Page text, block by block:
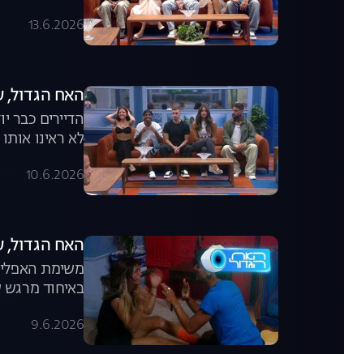
13.6.2026
האח הגדול, עונה 8, פרק 56:
הדיירים כבר
לא ראינו
10.6.2026
האח הגדול, עונה 8, פרק 55: רפאלה
באיחוד מרגש
9.6.2026